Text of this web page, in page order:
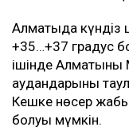
Алматыда күндіз
+35…+37 градус
ішінде
аудандарының
Кешке нөсер
болуы мүмкін.